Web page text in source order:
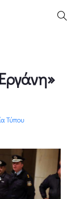
Τύπου